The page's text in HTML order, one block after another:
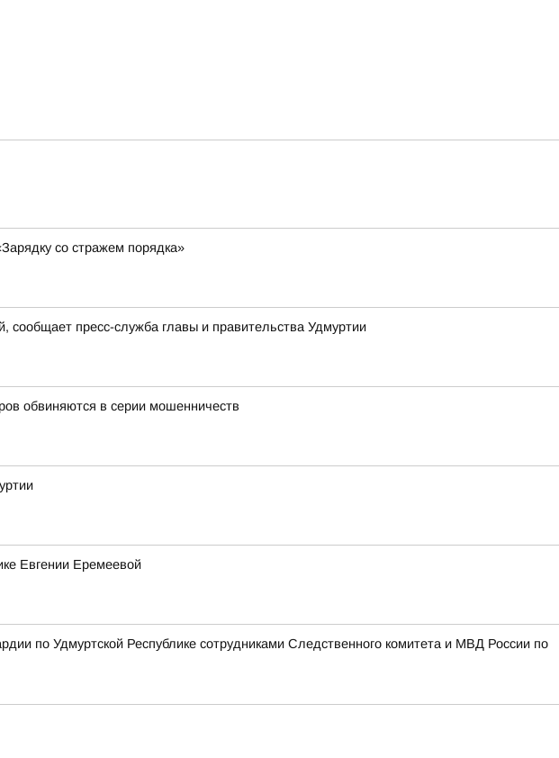
со стражем порядка»
пресс-служба главы и правительства Удмуртии
обвиняются в серии мошенничеств
Евгении Еремеевой
по Удмуртской Республике сотрудниками Следственного комитета и МВД России по